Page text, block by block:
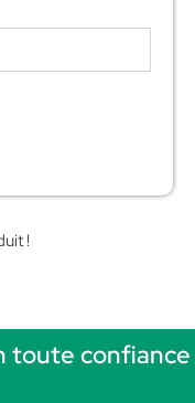
!
toute confiance